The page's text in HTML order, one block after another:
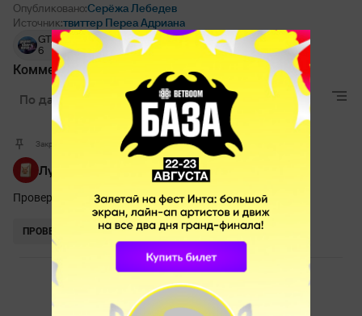
Опубликовано:Серёжа Лебедев
Источник:твиттер Переа Адриана
GTA
6
Take-
Two
Rockstar
Комментарии
По дате Лучшие Актуальные
Закрепленный комментарий
Лучшая мини-игра для Дотеров
Проверь себя на внимательность и забирай приз!
ПРОВЕРИТЬ